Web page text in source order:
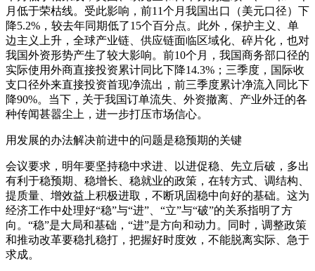
月低于荣枯线。受此影响，前11个月我国出口（美元口径）下
降5.2%，较去年同期低了15个百分点。此外，保护主义、单
边主义上升，全球产业链、供应链面临区域化、碎片化，也对
我国外资形势产生了较大影响。前10个月，我国商务部口径的
实际使用外商直接投资累计同比下降14.3%；三季度，国际收
支口径外来直接投资首现净流出，前三季度累计净流入同比下
降90%。当下，关于我国订单流失、外资撤离、产业外迁的各
种传闻甚嚣尘上，进一步打压市场信心。
用发展的办法解决前进中的问题是稳预期的关键
会议要求，明年要坚持稳中求进、以进促稳、先立后破，多出
有利于稳预期、稳增长、稳就业的政策，在转方式、调结构、
提质量、增效益上积极进取，不断巩固稳中向好的基础。这为
经济工作中处理好“稳”与“进”、“立”与“破”的关系指明了方
向。“稳”是大局和基础，“进”是方向和动力。同时，调整政策
和推动改革要稳扎稳打，把握好时度效，不能脱离实际、急于
求成。